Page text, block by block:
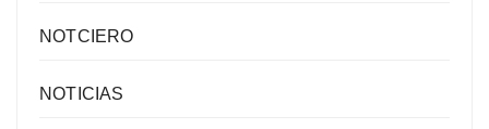
NOTCIERO
NOTICIAS